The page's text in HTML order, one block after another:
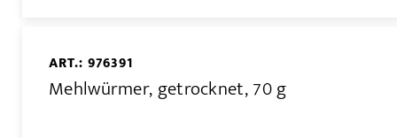
ART.: 976391
Mehlwürmer, getrocknet, 70 g